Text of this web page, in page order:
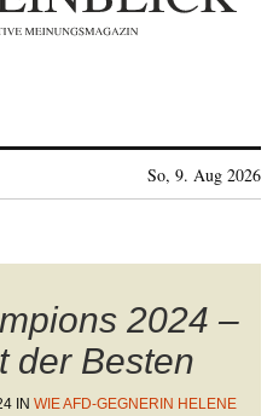
So, 9. Aug 2026
2024 –
der Besten
IN WIE AFD-GEGNERIN HELENE